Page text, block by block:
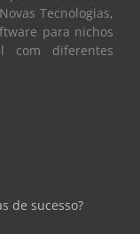
Tecnologias,
para nichos
com diferentes
de sucesso?